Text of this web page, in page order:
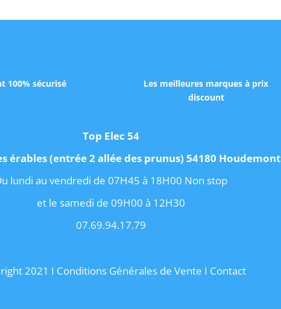
100% sécurisé
Les meilleures marques à prix
discount
Top Elec 54
érables (entrée 2 allée des prunus) 54180 Houdemont
lundi au vendredi de 07H45 à 18H00 Non stop
et le samedi de 09H00 à 12H30
07.69.94.17.79
2021 I Conditions Générales de Vente I Contact